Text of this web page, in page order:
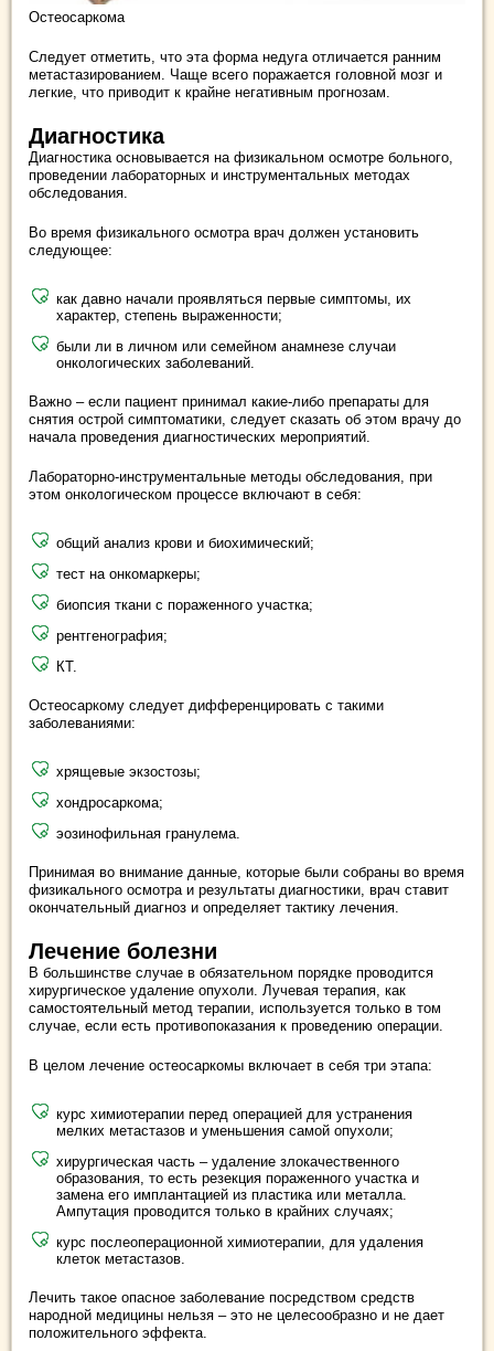
Остеосаркома
Следует отметить, что эта форма недуга отличается ранним
метастазированием. Чаще всего поражается головной мозг и
легкие, что приводит к крайне негативным прогнозам.
Диагностика
Диагностика основывается на физикальном осмотре больного,
проведении лабораторных и инструментальных методах
обследования.
Во время физикального осмотра врач должен установить
следующее:
как давно начали проявляться первые симптомы, их
характер, степень выраженности;
были ли в личном или семейном анамнезе случаи
онкологических заболеваний.
Важно – если пациент принимал какие-либо препараты для
снятия острой симптоматики, следует сказать об этом врачу до
начала проведения диагностических мероприятий.
Лабораторно-инструментальные методы обследования, при
этом онкологическом процессе включают в себя:
общий анализ крови и биохимический;
тест на онкомаркеры;
биопсия ткани с пораженного участка;
рентгенография;
КТ.
Остеосаркому следует дифференцировать с такими
заболеваниями:
хрящевые экзостозы;
хондросаркома;
эозинофильная гранулема.
Принимая во внимание данные, которые были собраны во время
физикального осмотра и результаты диагностики, врач ставит
окончательный диагноз и определяет тактику лечения.
Лечение болезни
В большинстве случае в обязательном порядке проводится
хирургическое удаление опухоли. Лучевая терапия, как
самостоятельный метод терапии, используется только в том
случае, если есть противопоказания к проведению операции.
В целом лечение остеосаркомы включает в себя три этапа:
курс химиотерапии перед операцией для устранения
мелких метастазов и уменьшения самой опухоли;
хирургическая часть – удаление злокачественного
образования, то есть резекция пораженного участка и
замена его имплантацией из пластика или металла.
Ампутация проводится только в крайних случаях;
курс послеоперационной химиотерапии, для удаления
клеток метастазов.
Лечить такое опасное заболевание посредством средств
народной медицины нельзя – это не целесообразно и не дает
положительного эффекта.